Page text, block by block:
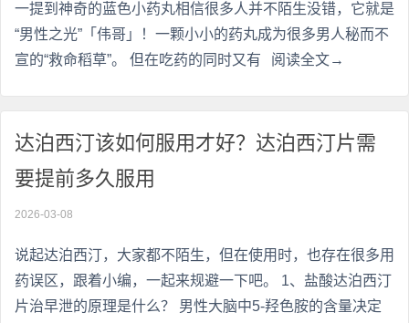
一提到神奇的蓝色小药丸相信很多人并不陌生没错，它就是
“男性之光”「伟哥」！一颗小小的药丸成为很多男人秘而不
宣的“救命稻草”。 但在吃药的同时又有
阅读全文→
达泊西汀该如何服用才好？达泊西汀片需
要提前多久服用
2026-03-08
说起达泊西汀，大家都不陌生，但在使用时，也存在很多用
药误区，跟着小编，一起来规避一下吧。 1、盐酸达泊西汀
片治早泄的原理是什么？ 男性大脑中5-羟色胺的含量决定